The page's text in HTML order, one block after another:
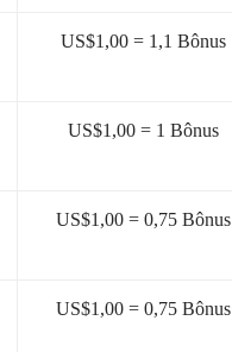
US$1,00 = 1,1 Bônus
US$1,00 = 1 Bônus
US$1,00 = 0,75 Bônus
US$1,00 = 0,75 Bônus